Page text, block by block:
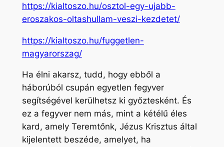
https://kialtoszo.hu/osztol-egy-ujabb-
eroszakos-oltashullam-veszi-kezdetet/
https://kialtoszo.hu/fuggetlen-
magyarorszag/
Ha élni akarsz, tudd, hogy ebből a
háborúból csupán egyetlen fegyver
segítségével kerülhetsz ki győztesként. És
ez a fegyver nem más, mint a kétélű éles
kard, amely Teremtőnk, Jézus Krisztus által
kijelentett beszéde, amelyet, ha